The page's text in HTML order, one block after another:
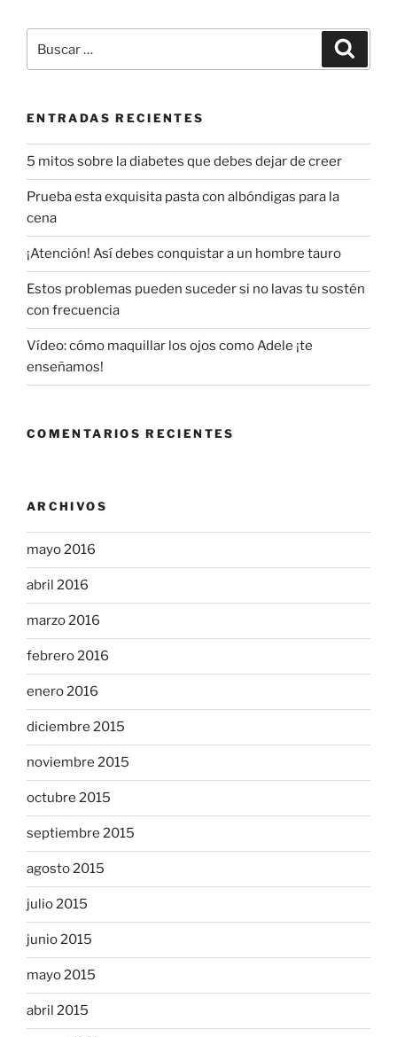
por:
ENTRADAS RECIENTES
5 mitos sobre la diabetes que debes dejar de creer
Prueba esta exquisita pasta con albóndigas para la
cena
¡Atención! Así debes conquistar a un hombre tauro
Estos problemas pueden suceder si no lavas tu sostén
con frecuencia
Vídeo: cómo maquillar los ojos como Adele ¡te
enseñamos!
COMENTARIOS RECIENTES
ARCHIVOS
mayo 2016
abril 2016
marzo 2016
febrero 2016
enero 2016
diciembre 2015
noviembre 2015
octubre 2015
septiembre 2015
agosto 2015
julio 2015
junio 2015
mayo 2015
abril 2015